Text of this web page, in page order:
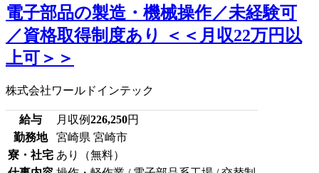
電子部品の製造・機械操作／未経験可
／資格取得制度あり ＜＜月収22万円以
上可＞＞
株式会社ワールドインテック
給与 月収例226,250円
勤務地
宮崎県 宮崎市
寮・社宅 あり（無料）